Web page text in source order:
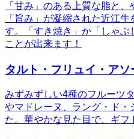
「甘み」のある上質な脂と
「旨み」が凝縮された近江
す。「すき焼き」か「しゃ
ことが出来ます！
タルト・フリュイ・アソ
みずみずしい4種のフルーツ
やマドレーヌ、ラング・ド・
た。華やかな見た目で、ギフ